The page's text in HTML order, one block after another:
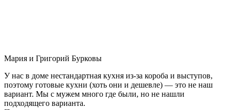
Мария и Григорий Бурковы
У нас в доме нестандартная кухня из-за короба и выступов,
поэтому готовые кухни (хоть они и дешевле) — это не наш
вариант. Мы с мужем много где были, но не нашли
подходящего варианта.